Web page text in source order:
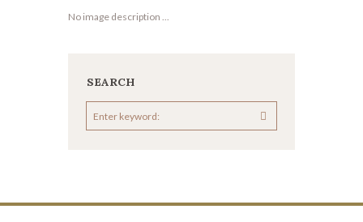
No image description ...
SEARCH